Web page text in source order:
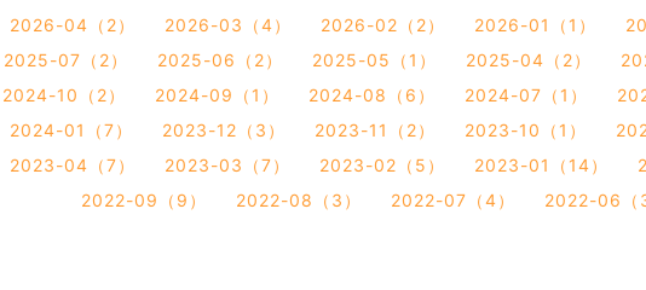
2026-04（2） 2026-03（4） 2026-02（2） 2026-01（1）
2025-07（2） 2025-06（2） 2025-05（1） 2025-04（2）
2024-10（2） 2024-09（1） 2024-08（6） 2024-07（1）
2024-01（7） 2023-12（3） 2023-11（2） 2023-10（1）
2023-04（7） 2023-03（7） 2023-02（5） 2023-01（14）
2022-09（9）
2022-08（3） 2022-07（4） 2022-06（3